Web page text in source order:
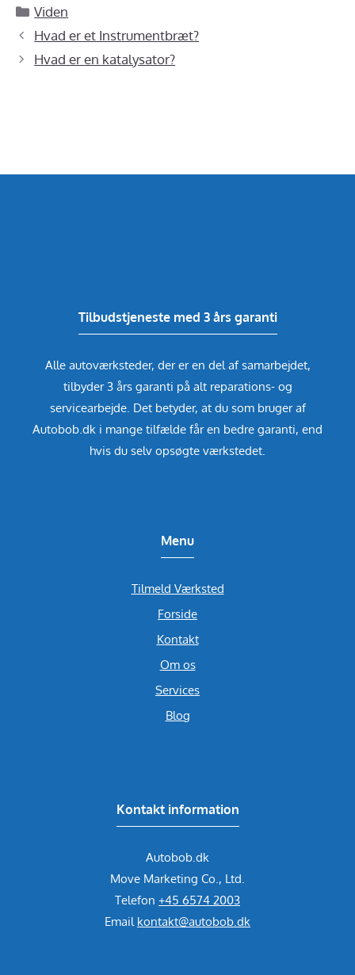
Kategorier
Viden
Hvad er et Instrumentbræt?
Hvad er en katalysator?
Tilbudstjeneste med 3 års garanti
Alle autoværksteder, der er en del af samarbejdet,
tilbyder 3 års garanti på alt reparations- og
servicearbejde. Det betyder, at du som bruger af
Autobob.dk i mange tilfælde får en bedre garanti, end
hvis du selv opsøgte værkstedet.
Menu
Tilmeld Værksted
Forside
Kontakt
Om os
Services
Blog
Kontakt information
Autobob.dk
Move Marketing Co., Ltd.
Telefon +45 6574 2003
Email kontakt@autobob.dk